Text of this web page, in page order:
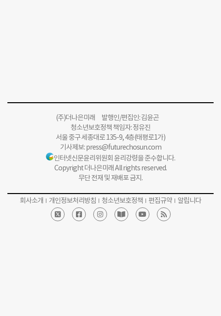
(주)더나은미래 발행인/편집인: 김윤곤
청소년보호정책 책임자: 정유진
서울 중구 세종대로 135-9, 4층(태평로1가)
기사제보:press@futurechosun.com
인터넷신문윤리위원회 윤리강령을 준수합니다.
Copyright 더나은미래 All rights reserved.
무단 전재 및 재배포 금지.
회사소개 개인정보처리방침 청소년보호정책 편집규약 알립니다